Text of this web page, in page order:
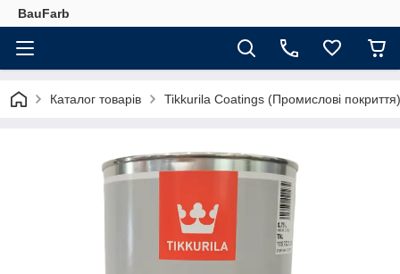
BauFarb
Каталог товарів Tikkurila Coatings (Промислові покриття)